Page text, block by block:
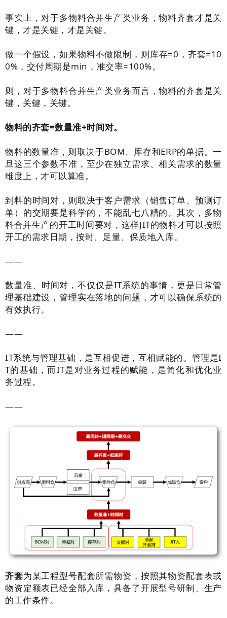
事实上，对于多物料合并生产类业务，物料齐套才是关
键，才是关键，才是关键。
做一个假设，如果物料不做限制，则库存=0，齐套=10
0%，交付周期是min，准交率=100%。
则，对于多物料合并生产类业务而言，物料的齐套是关
键，关键，关键。
物料的齐套=数量准+时间对。
物料的数量准，则取决于BOM、库存和ERP的单据。一
旦这三个参数不准，至少在独立需求、相关需求的数量
维度上，才可以算准。
到料的时间对，则取决于客户需求（销售订单、预测订
单）的交期要是科学的，不能乱七八糟的。其次， 多物
料合并生产的开工时间要对，这样JIT的物料才可以按照
开工的需求日期，按时、足量、保质地入库。
——
数量准、时间对，不仅仅是IT系统的事情，更是日常管
理基础建设，管理实在落地的问题，才可以确保系统的
有效执行。
——
IT系统与管理基础，是互相促进，互相赋能的。管理是I
T的基础，而IT是对业务过程的赋能，是简化和优化业
务过程。
——
齐套为某工程型号配套所需物资，按照其物资配套表或
物资定额表已经全部入库，具备了开展型号研制、生产
的工作条件。